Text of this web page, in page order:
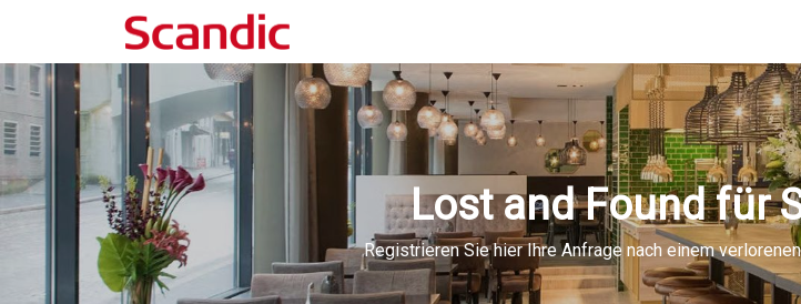
Lost and Found für
Registrieren Sie hier Ihre Anfrage nach einem